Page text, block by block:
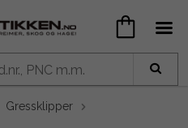
Gressklipper